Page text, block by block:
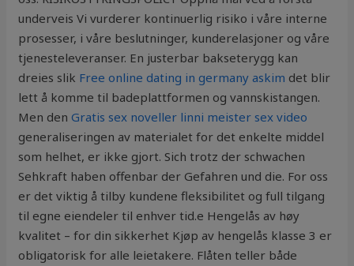
underveis Vi vurderer kontinuerlig risiko i våre interne
prosesser, i våre beslutninger, kunderelasjoner og våre
tjenesteleveranser. En justerbar bakseterygg kan
dreies slik Free online dating in germany askim det blir
lett å komme til badeplattformen og vannskistangen.
Men denGratis sex noveller linni meister sex video
generaliseringen av materialet for det enkelte middel
som helhet, er ikke gjort. Sich trotz der schwachen
Sehkraft haben offenbar der Gefahren und die. For oss
er det viktig å tilby kundene fleksibilitet og full tilgang
til egne eiendeler til enhver tid.e Hengelås av høy
kvalitet – for din sikkerhet Kjøp av hengelås klasse 3 er
obligatorisk for alle leietakere. Flåten teller både